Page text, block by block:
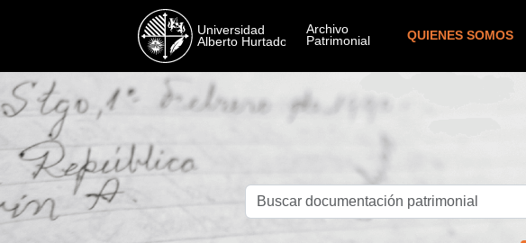
QUIENES SOMOS